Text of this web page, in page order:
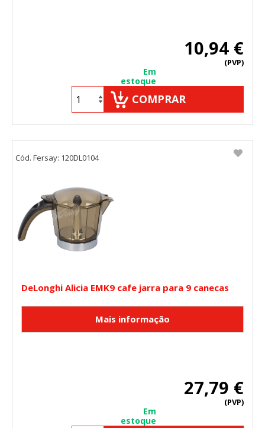
10,94 €
(PVP)
Em
estoque
COMPRAR
DeLonghi Alicia EMK9 cafe jarra para 9 canecas
27,79 €
(PVP)
Em
estoque
Cód. Fersay: 120DL0104